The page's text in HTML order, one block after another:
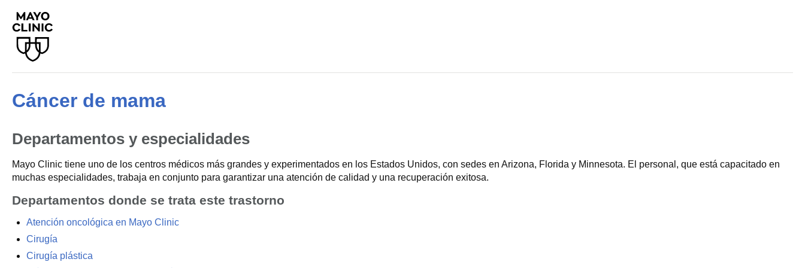
Cáncer de mama
Departamentos y especialidades
Mayo Clinic tiene uno de los centros médicos más grandes y experimentados en los Estados Unidos, con sedes en Arizona, Florida y Minnesota. El personal, que está capacitado en
muchas especialidades, trabaja en conjunto para garantizar una atención de calidad y una recuperación exitosa.
Departamentos donde se trata este trastorno
Atención oncológica en Mayo Clinic
Cirugía
Cirugía plástica